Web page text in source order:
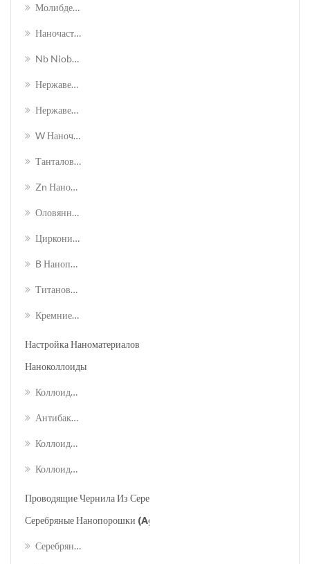
Молибденовая Наночастица
Наночастицы Никеля
Nb Niobium Nanoparticle
Нержавеющая Сталь 316l Наночастица
Нержавеющая Сталь 430 Наночастица
W Наночастицы Вольфрама
Танталовые Нанопорошки
Zn Наночастицы Цинка
Оловянный Нанопорошок
Циркониевый Порошок Zr
B Нанопорошки Бора
Титановые Наночастицы
Кремниевые Наночастицы
Настройка Наноматериалов
Наноколлоиды
Коллоидное Золото (а.е.)
Антибактериальная Дисперсия Нано-Серебра
Коллоидная Платина (pt)
Коллоидный Палладий (pd)
Проводящие Чернила Из Серебряных Нанопроволок
Серебряные Нанопорошки (ag)
Серебряные Наночастицы / Нанопорошки